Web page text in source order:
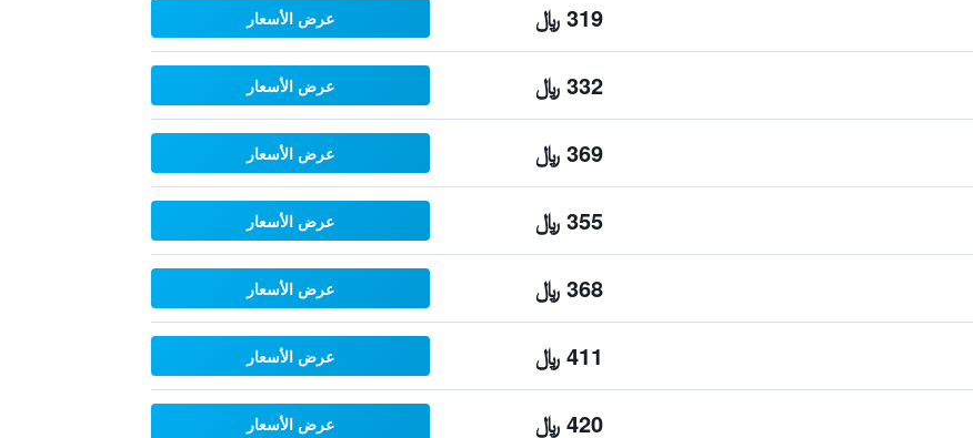
319 ﷼ عرض الأسعار
332 ﷼ عرض الأسعار
369 ﷼ عرض الأسعار
355 ﷼ عرض الأسعار
368 ﷼ عرض الأسعار
411 ﷼ عرض الأسعار
420 ﷼ عرض الأسعار